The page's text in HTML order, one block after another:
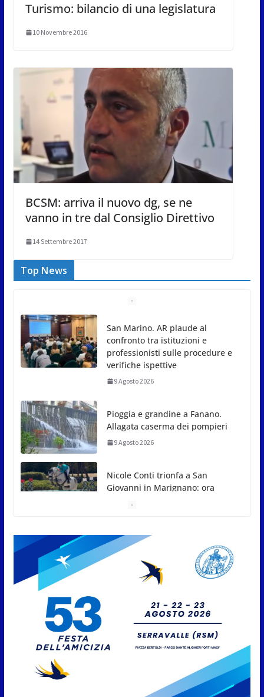
Turismo: bilancio di una legislatura
10 Novembre 2016
BCSM: arriva il nuovo dg, se ne
vanno in tre dal Consiglio Direttivo
14 Settembre 2017
Top News
Pioggia e grandine a Fanano.
Allagata caserma dei pompieri
9 Agosto 2026
guarda ai Giochi del
Mediterraneo
9 Agosto 2026
Dennis Spircu fa doppietta a
San Marino: suoi singolare e
Giro aereo d’Italia: a San Marino
è stata l’ultima tappa
9 Agosto 2026
San Marino. AR plaude al
confronto tra istituzioni e
professionisti sulle procedure e
verifiche ispettive